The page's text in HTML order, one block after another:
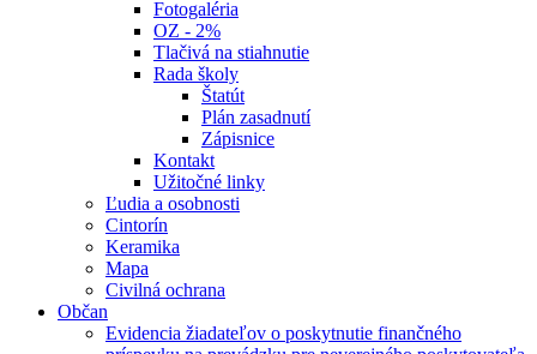
Fotogaléria
OZ - 2%
Tlačivá na stiahnutie
Rada školy
Štatút
Plán zasadnutí
Zápisnice
Kontakt
Užitočné linky
Ľudia a osobnosti
Cintorín
Keramika
Mapa
Civilná ochrana
Občan
Evidencia žiadateľov o poskytnutie finančného